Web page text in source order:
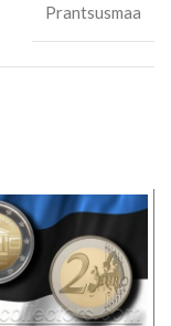
Prantsusmaa